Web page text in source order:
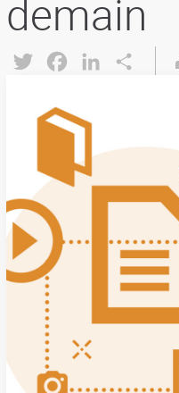
demain
Twitter FacebookLinkedIn